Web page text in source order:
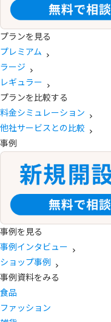
プランを見る
プレミアム
ラージ
レギュラー
プランを比較する
料金シミュレーション
他社サービスとの比較
事例
事例を見る
事例インタビュー
ショップ事例
事例資料をみる
食品
ファッション